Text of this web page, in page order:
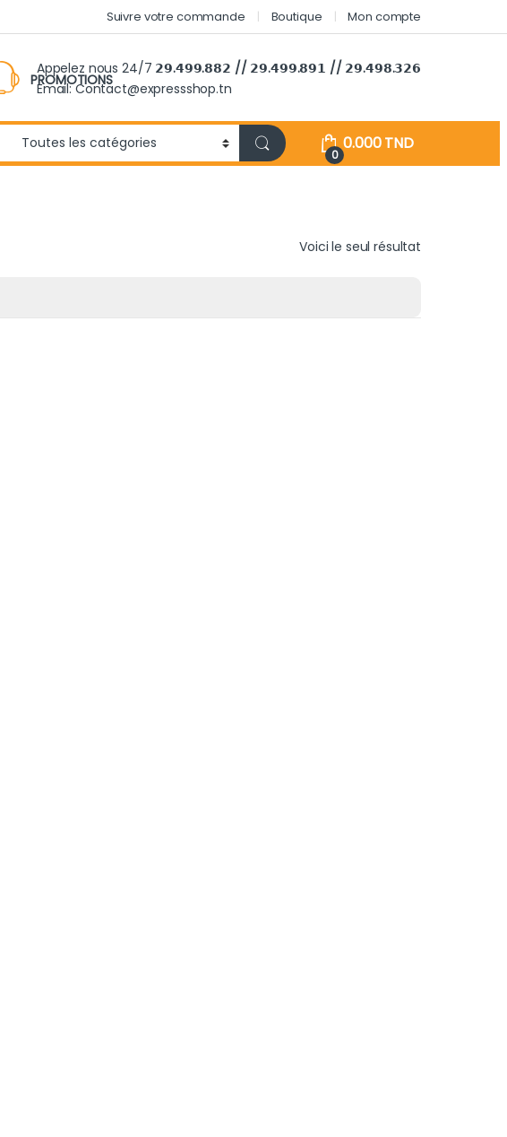
Suivre votre commande Boutique Mon compte
PROMOTIONS
Appelez nous 24/7 𝟮𝟵.𝟰𝟵𝟵.𝟴𝟴𝟮 // 𝟮𝟵.𝟰𝟵𝟵.𝟴𝟵𝟭 // 𝟮𝟵.𝟰𝟵𝟴.𝟯𝟮𝟲
Email: Contact@expressshop.tn
0
0.000TND
Voici le seul résultat